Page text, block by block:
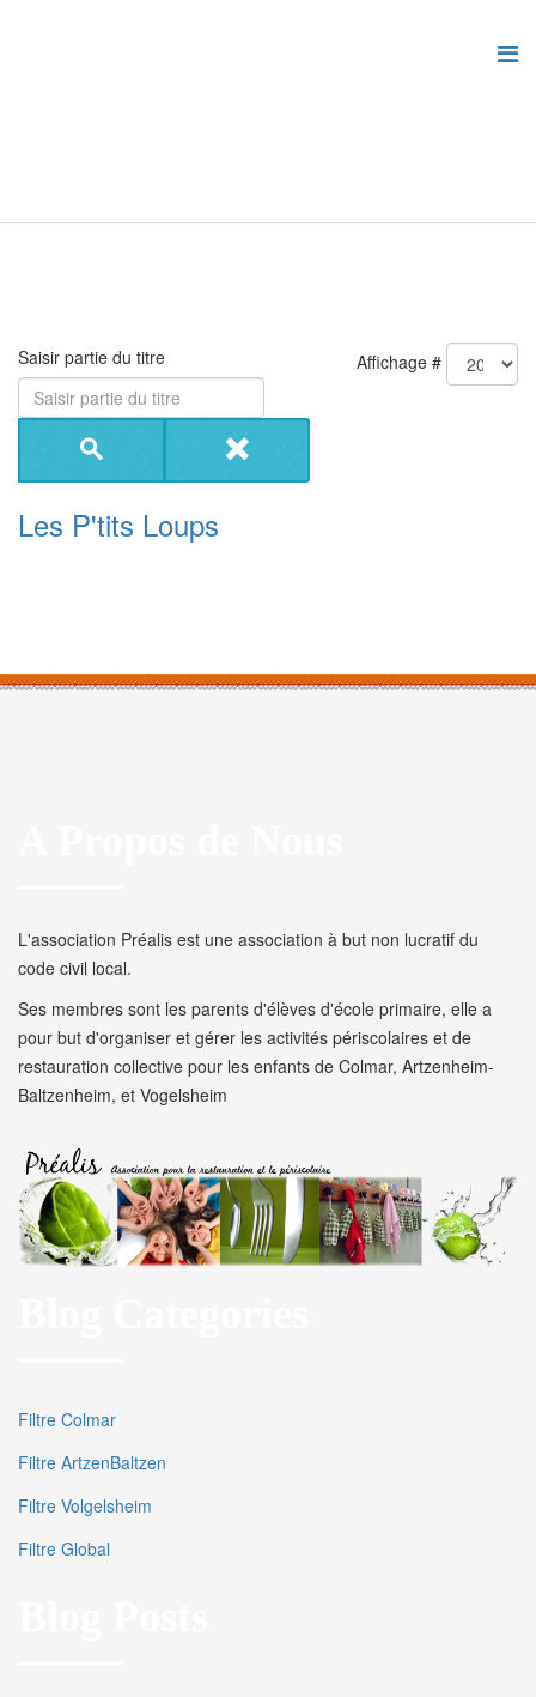
Saisir partie du titre Affichage #
Les P'tits Loups
L'association Préalis est une association à but non lucratif du
code civil local.
Ses membres sont les parents d'élèves d'école primaire, elle a
pour but d'organiser et gérer les activités périscolaires et de
restauration collective pour les enfants de Colmar, Artzenheim-
Baltzenheim, et Vogelsheim
Filtre Colmar
Filtre ArtzenBaltzen
Filtre Volgelsheim
Filtre Global